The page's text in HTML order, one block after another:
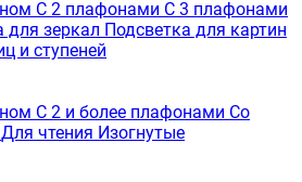
С 2 плафонами С 3 плафонами
для зеркал Подсветка для картин
и ступеней
С 2 и более плафонами Со
Для чтения Изогнутые